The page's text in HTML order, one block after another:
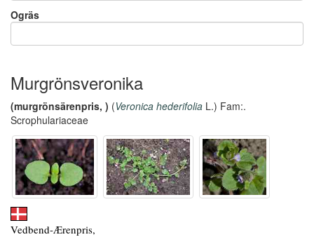
Ogräs
Murgrönsveronika
(murgrönsärenpris, ) (Veronica hederifolia L.) Fam:.
Scrophulariaceae
Vedbend-Ærenpris,